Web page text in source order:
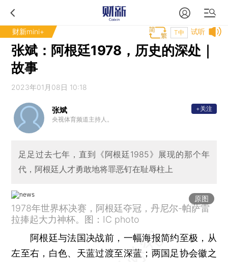
财新mini+ 试听
T中
张斌：阿根廷1978，历史的深处｜
故事
2023年01月08日 10:18
张斌
央视体育频道主持人。
+关注
足足过去七年，直到《阿根廷1985》展现的那个年
代，阿根廷人才勇敢地将罪恶钉在耻辱柱上
原图
1978年世界杯决赛，阿根廷夺冠，丹尼尔-帕萨雷
拉捧起大力神杯。图：IC photo
阿根廷与法国决战前，一幅海报简约至极，从
左至右，白色、天蓝过渡至深蓝；两国足协会徽之